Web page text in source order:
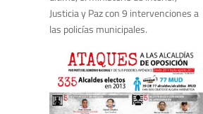
Justicia y Paz con 9 intervenciones a
las policías municipales.